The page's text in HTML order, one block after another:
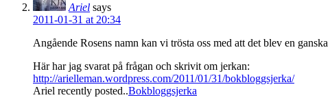
Ariel says
2011-01-31 at 20:34
Angående Rosens namn kan vi trösta oss med att det blev en
Här har jag svarat på frågan och skrivit om jerkan:
http://arielleman.wordpress.com/2011/01/31/bokbloggsjerka/
Ariel recently posted..Bokbloggsjerka